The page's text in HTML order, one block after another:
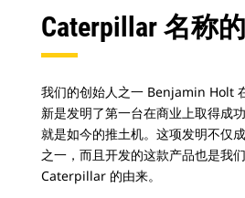
Caterpillar 名称
我们的创始人之一 Benjamin Holt
新是发明了第一台在商业上取得成
就是如今的推土机。这项发明不仅
之一，而且开发的这款产品也是我
Caterpillar 的由来。